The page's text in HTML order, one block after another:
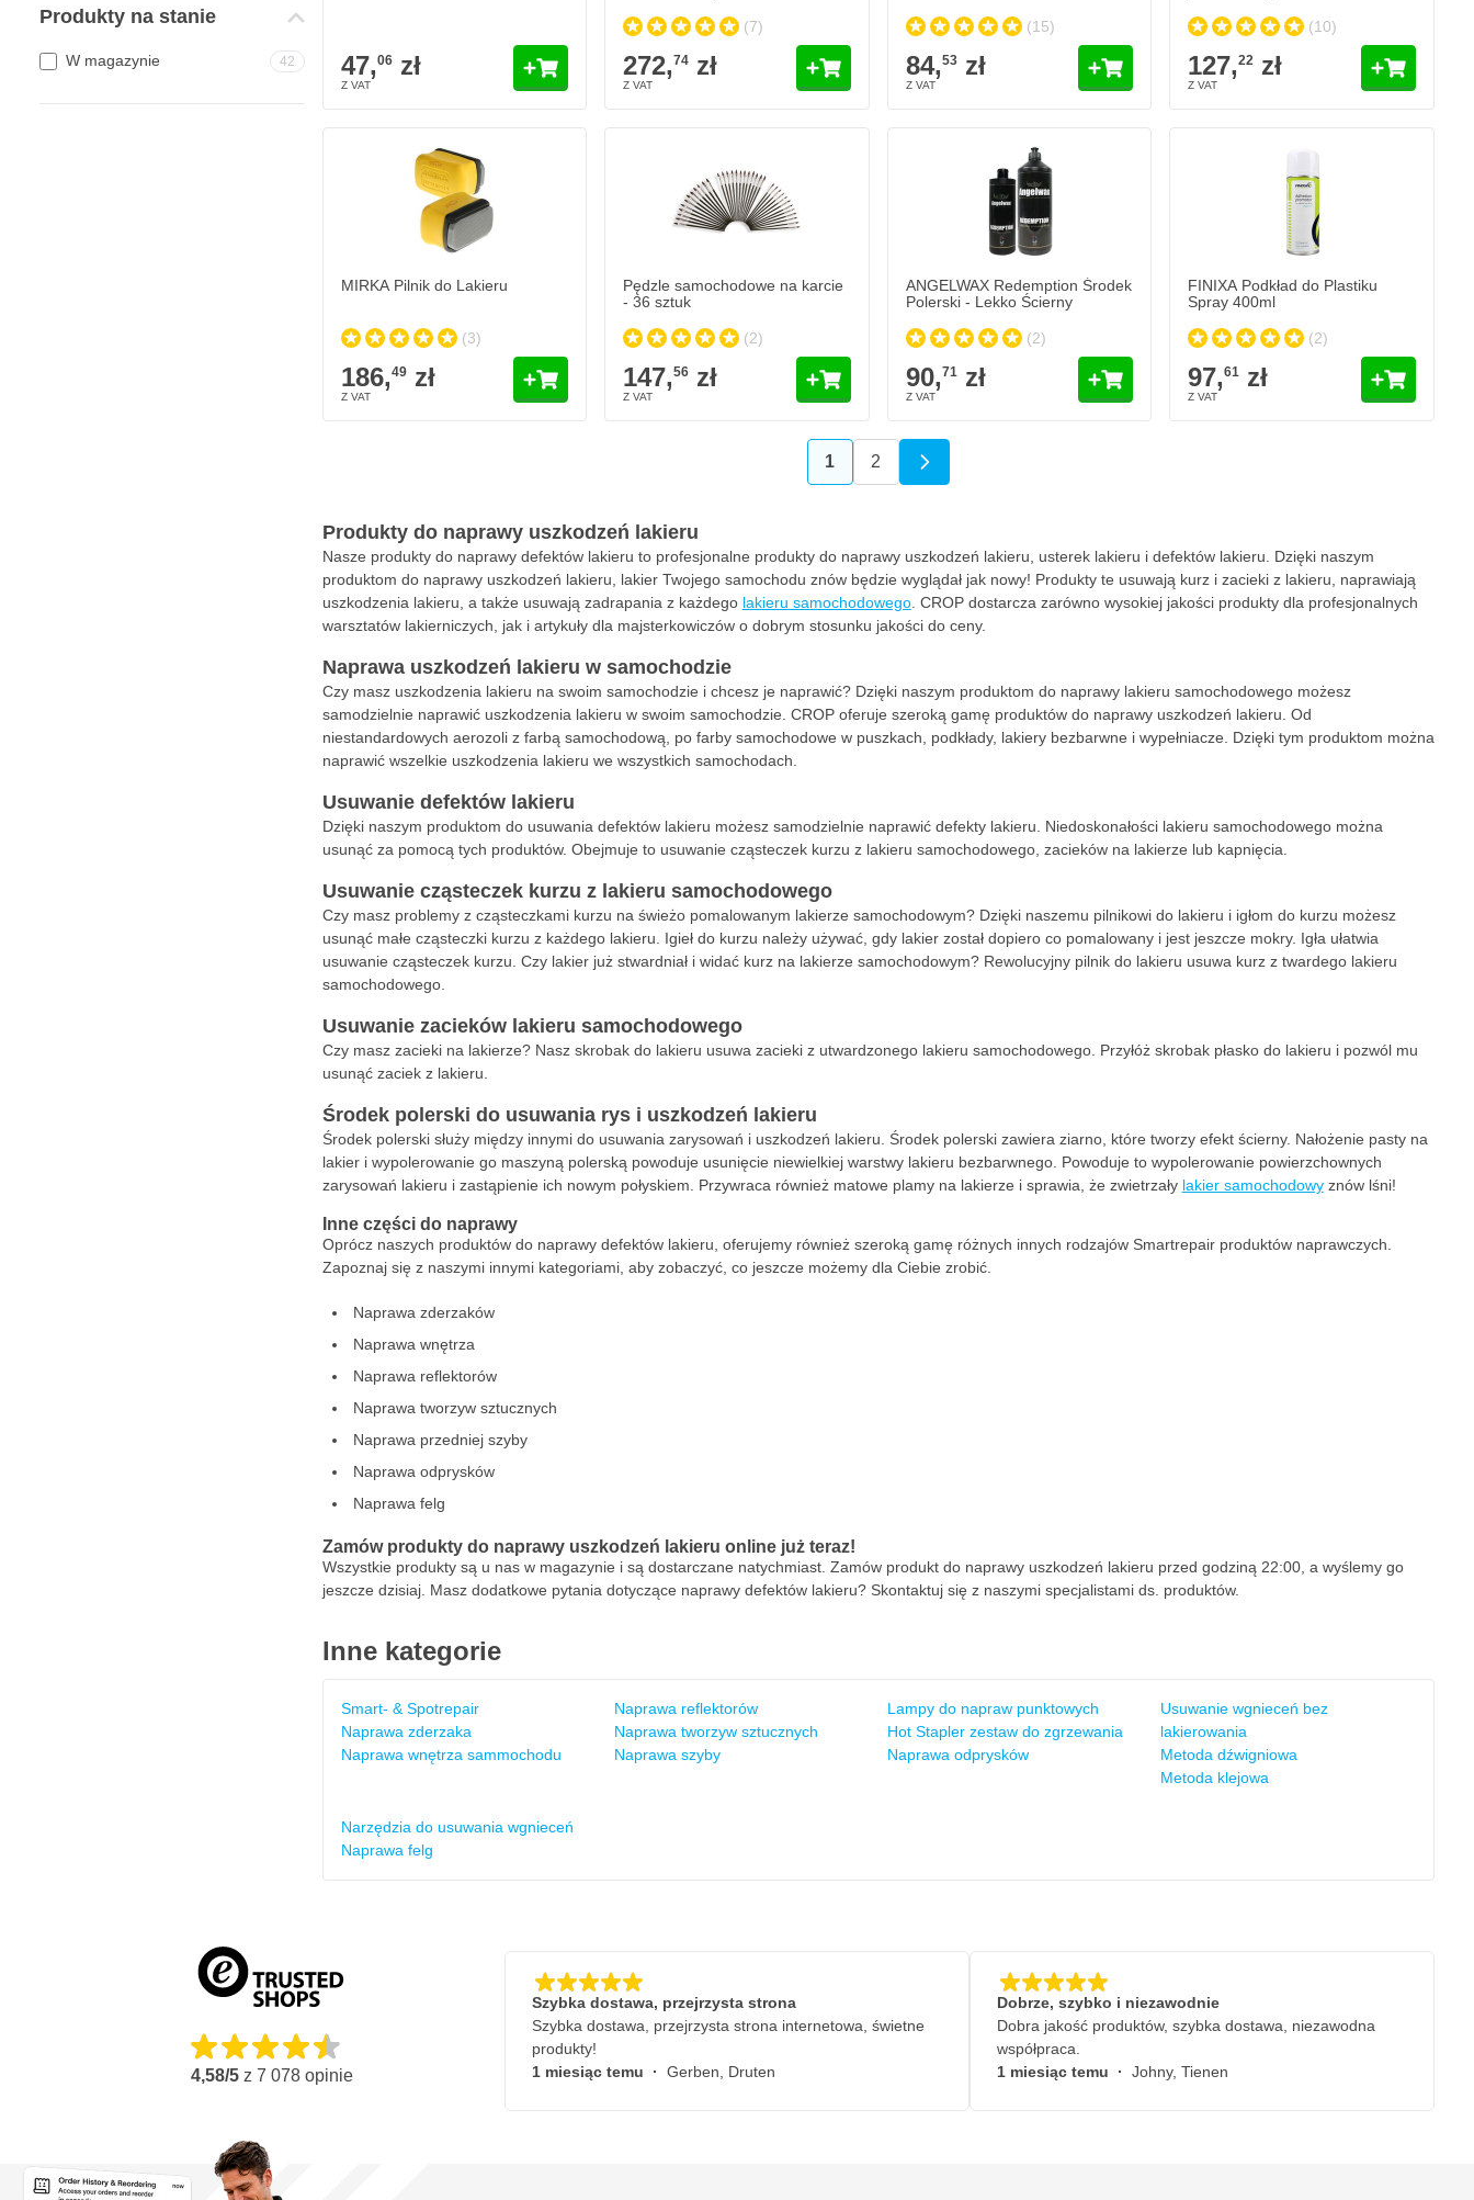
Produkty na stanie
W magazynie 42 47,06zł
(7)
272,74 zł
(15)
84,53zł
(10)
127,22 zł
MIRKA Pilnik do Lakieru
(3)
186,49zł
Pędzle samochodowe na karcie
- 36 sztuk
(2)
147,56 zł
W magazynie
ANGELWAX Redemption Środek
Polerski - Lekko Ścierny
(2)
90,71zł
FINIXA Podkład do Plastiku
Spray 400ml
(2)
97,61 zł
Aktualnie czytasz stronę
1 Strona
2
Produkty do naprawy uszkodzeń lakieru
Nasze produkty do naprawy defektów lakieru to profesjonalne produkty do naprawy uszkodzeń lakieru, usterek lakieru i defektów lakieru. Dzięki naszym
produktom do naprawy uszkodzeń lakieru, lakier Twojego samochodu znów będzie wyglądał jak nowy! Produkty te usuwają kurz i zacieki z lakieru, naprawiają
uszkodzenia lakieru, a także usuwają zadrapania z każdego lakieru samochodowego. CROP dostarcza zarówno wysokiej jakości produkty dla profesjonalnych
warsztatów lakierniczych, jak i artykuły dla majsterkowiczów o dobrym stosunku jakości do ceny.
Naprawa uszkodzeń lakieru w samochodzie
Czy masz uszkodzenia lakieru na swoim samochodzie i chcesz je naprawić? Dzięki naszym produktom do naprawy lakieru samochodowego możesz
samodzielnie naprawić uszkodzenia lakieru w swoim samochodzie. CROP oferuje szeroką gamę produktów do naprawy uszkodzeń lakieru. Od
niestandardowych aerozoli z farbą samochodową, po farby samochodowe w puszkach, podkłady, lakiery bezbarwne i wypełniacze. Dzięki tym produktom można
naprawić wszelkie uszkodzenia lakieru we wszystkich samochodach.
Usuwanie defektów lakieru
Dzięki naszym produktom do usuwania defektów lakieru możesz samodzielnie naprawić defekty lakieru. Niedoskonałości lakieru samochodowego można
usunąć za pomocą tych produktów. Obejmuje to usuwanie cząsteczek kurzu z lakieru samochodowego, zacieków na lakierze lub kapnięcia.
Usuwanie cząsteczek kurzu z lakieru samochodowego
Czy masz problemy z cząsteczkami kurzu na świeżo pomalowanym lakierze samochodowym? Dzięki naszemu pilnikowi do lakieru i igłom do kurzu możesz
usunąć małe cząsteczki kurzu z każdego lakieru. Igieł do kurzu należy używać, gdy lakier został dopiero co pomalowany i jest jeszcze mokry. Igła ułatwia
usuwanie cząsteczek kurzu. Czy lakier już stwardniał i widać kurz na lakierze samochodowym? Rewolucyjny pilnik do lakieru usuwa kurz z twardego lakieru
samochodowego.
Usuwanie zacieków lakieru samochodowego
Czy masz zacieki na lakierze? Nasz skrobak do lakieru usuwa zacieki z utwardzonego lakieru samochodowego. Przyłóż skrobak płasko do lakieru i pozwól mu
usunąć zaciek z lakieru.
Środek polerski do usuwania rys i uszkodzeń lakieru
Środek polerski służy między innymi do usuwania zarysowań i uszkodzeń lakieru. Środek polerski zawiera ziarno, które tworzy efekt ścierny. Nałożenie pasty na
lakier i wypolerowanie go maszyną polerską powoduje usunięcie niewielkiej warstwy lakieru bezbarwnego. Powoduje to wypolerowanie powierzchownych
zarysowań lakieru i zastąpienie ich nowym połyskiem. Przywraca również matowe plamy na lakierze i sprawia, że zwietrzały lakier samochodowyznów lśni!
Inne części do naprawy
Oprócz naszych produktów do naprawy defektów lakieru, oferujemy również szeroką gamę różnych innych rodzajów Smartrepair produktów naprawczych.
Zapoznaj się z naszymi innymi kategoriami, aby zobaczyć, co jeszcze możemy dla Ciebie zrobić.
Naprawa zderzaków
Naprawa wnętrza
Naprawa reflektorów
Naprawa tworzyw sztucznych
Naprawa przedniej szyby
Naprawa odprysków
Naprawa felg
Zamów produkty do naprawy uszkodzeń lakieru online już teraz!
Wszystkie produkty są u nas w magazynie i są dostarczane natychmiast. Zamów produkt do naprawy uszkodzeń lakieru przed godziną 22:00, a wyślemy go
jeszcze dzisiaj. Masz dodatkowe pytania dotyczące naprawy defektów lakieru? Skontaktuj się z naszymi specjalistami ds. produktów.
Inne kategorie
Smart- & Spotrepair
Naprawa zderzaka
Naprawa wnętrza sammochodu
Naprawa reflektorów
Naprawa tworzyw sztucznych
Naprawa szyby
Lampy do napraw punktowych
Hot Stapler zestaw do zgrzewania
Naprawa odprysków
Usuwanie wgnieceń bez
lakierowania
Metoda dźwigniowa
Metoda klejowa
Narzędzia do usuwania wgnieceń
Naprawa felg
4,58/5 z 7 078 opinie
Szybka dostawa, przejrzysta strona
Szybka dostawa, przejrzysta strona internetowa, świetne
produkty!
1 miesiąc temu · Gerben, Druten
Dobrze, szybko i niezawodnie
Dobra jakość produktów, szybka dostawa, niezawodna
współpraca.
1 miesiąc temu · Johny, Tienen